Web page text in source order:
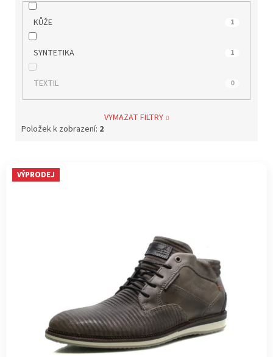
KŮŽE 1
SYNTETIKA 1
TEXTIL 0
VYMAZAT FILTRY
Položek k zobrazení: 2
V VÝPRODEJ